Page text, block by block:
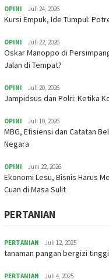
OPINI Juli 24, 2026
Kursi Empuk, Ide Tumpul:
OPINI Juli 22, 2026
Oskar Manoppo di
Jalan di Tempat?
OPINI Juli 20, 2026
Jampidsus dan Polri: Ketika
OPINI Juli 10, 2026
MBG, Efisiensi dan Catatan
Negara
OPINI Juni 22, 2026
Ekonomi Lesu, Bisnis Harus
Cuan di Masa Sulit
PERTANIAN
PERTANIAN Juli 12, 2025
tanaman pangan bergizi
PERTANIAN Juli 4, 2025